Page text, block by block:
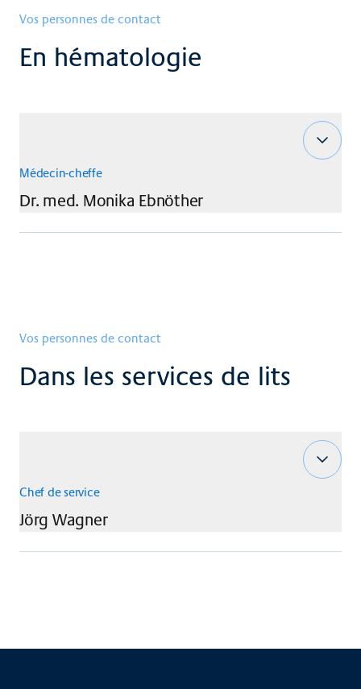
Vos personnes de contact
En hématologie
Médecin-cheffe
Dr. med. Monika Ebnöther
Vos personnes de contact
Dans les services de lits
Chef de service
Jörg Wagner